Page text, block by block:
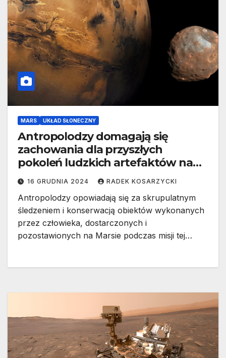
MARS UKŁAD SŁONECZNY
Antropolodzy domagają się
zachowania dla przyszłych
pokoleń ludzkich artefaktów na
Marsie. I bardzo dobrze
16 GRUDNIA 2024 RADEK KOSARZYCKI
Antropolodzy opowiadają się za skrupulatnym
śledzeniem i konserwacją obiektów wykonanych
przez człowieka, dostarczonych i
pozostawionych na Marsie podczas misji tej…